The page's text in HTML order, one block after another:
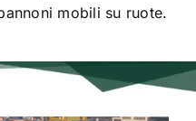
mobili su ruote.